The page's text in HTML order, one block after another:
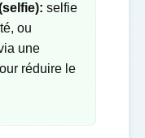
selfie
ou
une
réduire le